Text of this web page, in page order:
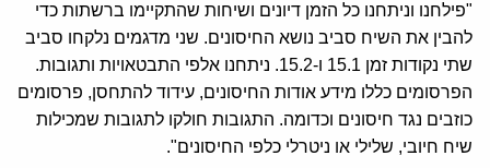
"פילחנו וניתחנו כל הזמן דיונים ושיחות שהתקיימו ברשתות כדי
להבין את השיח סביב נושא החיסונים. שני מדגמים נלקחו סביב
שתי נקודות זמן 15.1 ו-15.2. ניתחנו אלפי התבטאויות ותגובות.
הפרסומים כללו מידע אודות החיסונים, עידוד להתחסן, פרסומים
כוזבים נגד חיסונים וכדומה. התגובות חולקו לתגובות שמכילות
שיח חיובי, שלילי או ניטרלי כלפי החיסונים".